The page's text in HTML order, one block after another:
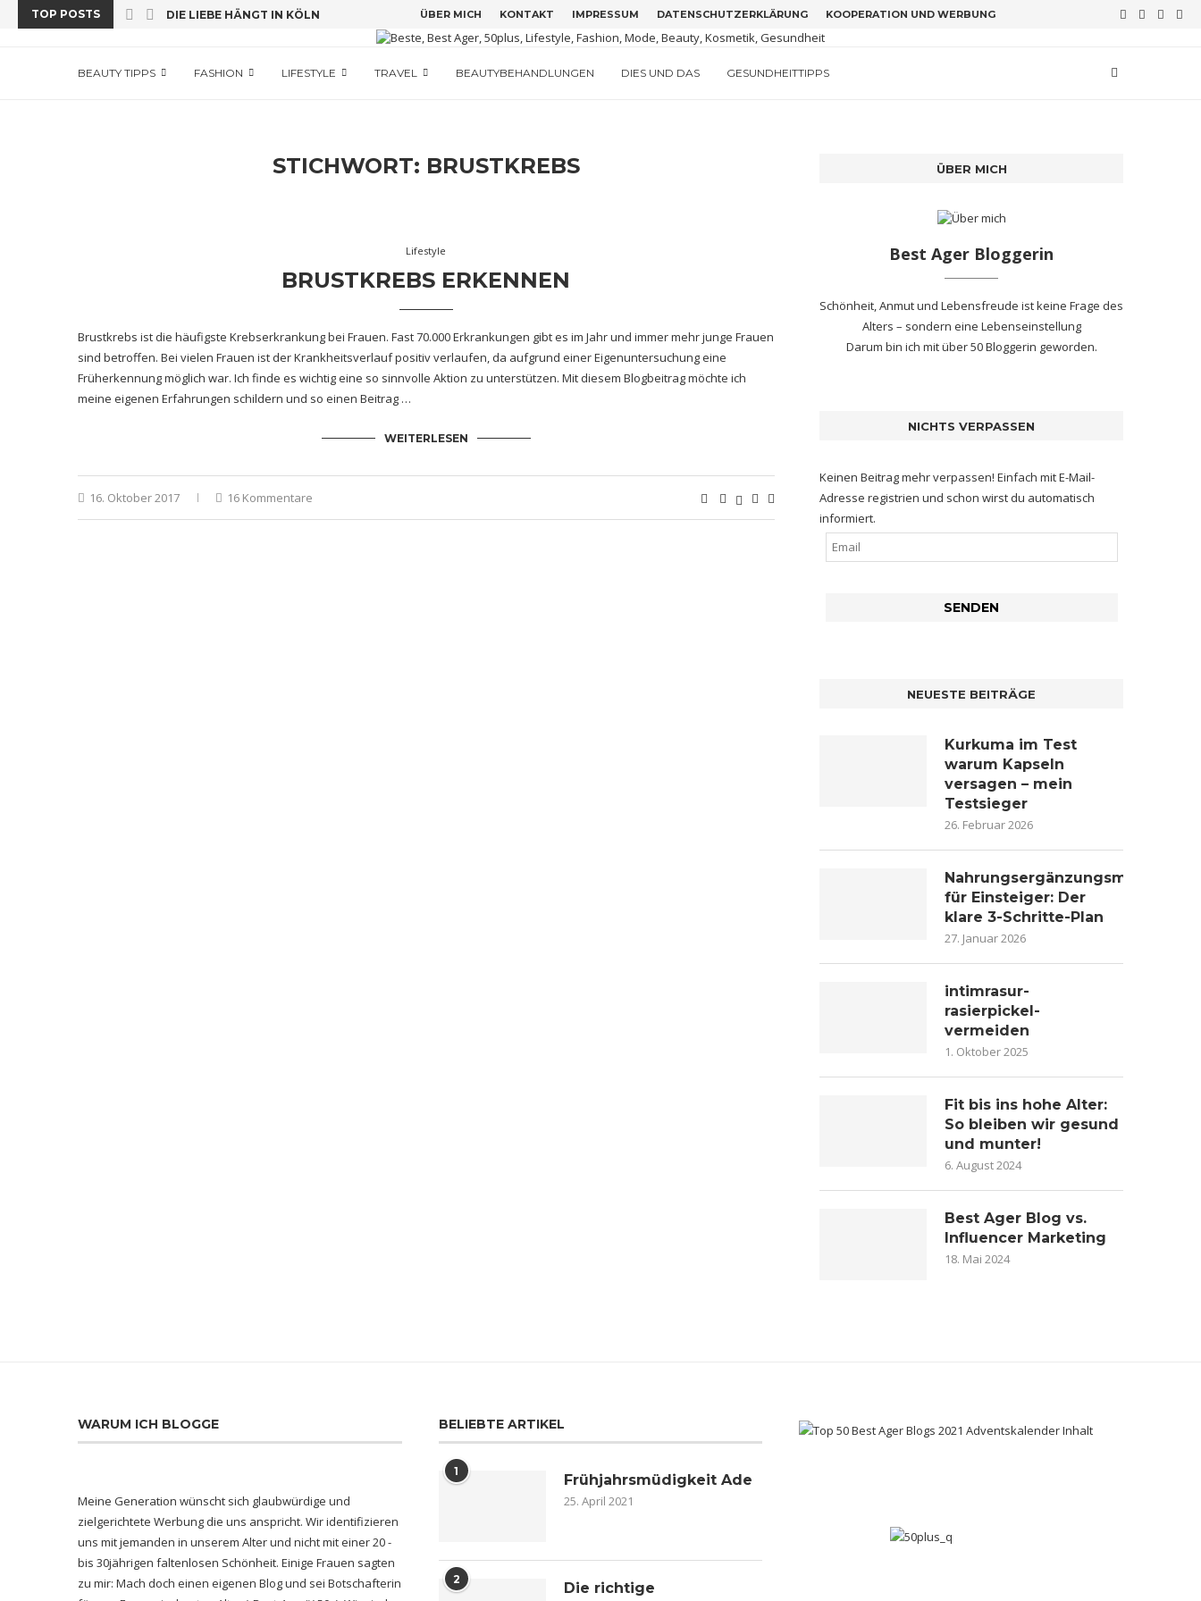
TOP POSTS DIE LIEBE HÄNGT IN KÖLN
DUBLIN – PULSIERENDE METROPOLE IM GRÜNEN IRLAND
TAUCHEN UND VIELES ME(H)ER AUF ANTIGUA
RESTAURANT SCOTTSDALE ENGLISH VERSION
ÜBER MICH KONTAKT IMPRESSUM DATENSCHUTZERKLÄRUNG KOOPERATION UND WERBUNG
BEAUTY TIPPS FASHION LIFESTYLE TRAVEL BEAUTYBEHANDLUNGEN DIES UND DAS GESUNDHEITTIPPS
STICHWORT: BRUSTKREBS
Lifestyle
BRUSTKREBS ERKENNEN
Brustkrebs ist die häufigste Krebserkrankung bei Frauen. Fast 70.000 Erkrankungen gibt es im Jahr und immer mehr junge Frauen
sind betroffen. Bei vielen Frauen ist der Krankheitsverlauf positiv verlaufen, da aufgrund einer Eigenuntersuchung eine
Früherkennung möglich war. Ich finde es wichtig eine so sinnvolle Aktion zu unterstützen. Mit diesem Blogbeitrag möchte ich
meine eigenen Erfahrungen schildern und so einen Beitrag …
WEITERLESEN
16. Oktober 2017 16 Kommentare
ÜBER MICH
Best Ager Bloggerin
Schönheit, Anmut und Lebensfreude ist keine Frage des
Alters – sondern eine Lebenseinstellung
Darum bin ich mitüber 50 Bloggerin geworden.
NICHTS VERPASSEN
Keinen Beitrag mehr verpassen! Einfach mit E-Mail-
Adresse registrien und schon wirst du automatisch
informiert.
NEUESTE BEITRÄGE
Kurkuma im Test
warum Kapseln
versagen – mein
Testsieger
26. Februar 2026
Nahrungsergänzungsmittel
für Einsteiger: Der
klare 3-Schritte-Plan
27. Januar 2026
intimrasur-
rasierpickel-
vermeiden
1. Oktober 2025
Fit bis ins hohe Alter:
So bleiben wir gesund
und munter!
6. August 2024
Best Ager Blog vs.
Influencer Marketing
18. Mai 2024
WARUM ICH BLOGGE
Meine Generation wünscht sich glaubwürdige und
zielgerichtete Werbung die uns anspricht. Wir identifizieren
uns mit jemanden in unserem Alter und nicht mit einer 20 -
bis 30jährigen faltenlosen Schönheit. Einige Frauen sagten
zu mir: Mach doch einen eigenen Blog und sei Botschafterin
BELIEBTE ARTIKEL
1 Frühjahrsmüdigkeit Ade
25. April 2021
2
Die richtige